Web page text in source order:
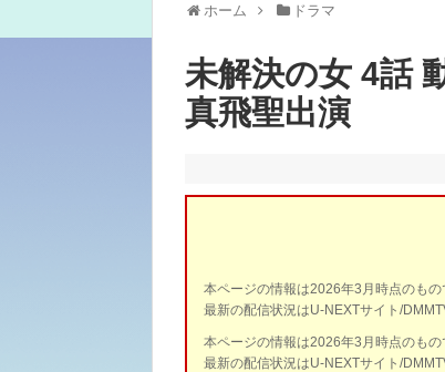
ホーム ドラマ
未解決の女 4話
真飛聖出演
本ページの情報は2026年3月時点のもの
最新の配信状況はU-NEXTサイト/
本ページの情報は2026年3月時点のもの
最新の配信状況はU-NEXTサイト/